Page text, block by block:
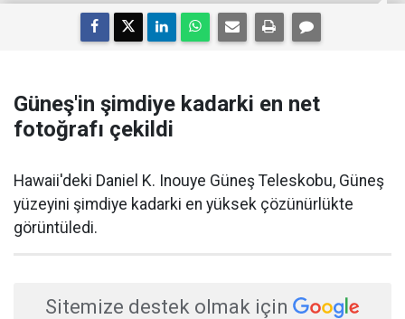
Güneş'in şimdiye kadarki en net
fotoğrafı çekildi
Hawaii'deki Daniel K. Inouye Güneş Teleskobu, Güneş
yüzeyini şimdiye kadarki en yüksek çözünürlükte
görüntüledi.
Sitemize destek olmak için